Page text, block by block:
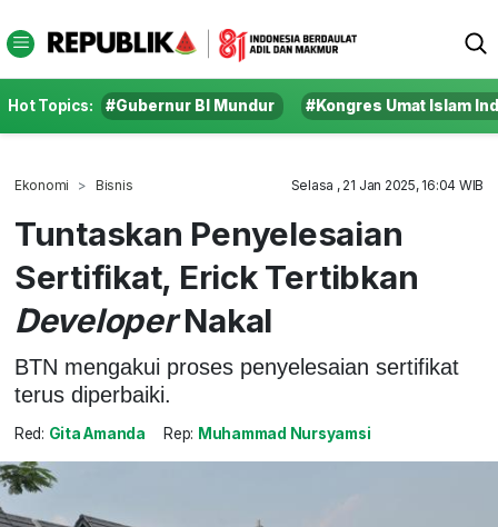
Hot Topics: #Gubernur BI Mundur #Kongres Umat Islam
Ekonomi Bisnis Selasa , 21 Jan 2025, 16:04 WIB
Tuntaskan Penyelesaian
Sertifikat, Erick Tertibkan
DeveloperNakal
BTN mengakui proses penyelesaian sertifikat
terus diperbaiki.
Red: Gita Amanda Rep: Muhammad Nursyamsi